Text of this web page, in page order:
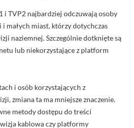
i TVP2 najbardziej odczuwają osoby
i małych miast, którzy dotychczas
naziemnej. Szczególnie dotknięte są
lub niekorzystające z platform
i osób korzystających z
zmiana ta ma mniejsze znaczenie.
metody dostępu do treści
kablowa czy platformy